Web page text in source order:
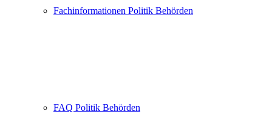
Fachinformationen Politik Behörden
FAQ Politik Behörden